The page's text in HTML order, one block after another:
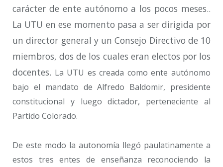
carácter de ente autónomo a los pocos meses..
La UTU en ese momento pasa a ser dirigida por
un director general y un Consejo Directivo de 10
miembros, dos de los cuales eran electos por los
docentes. La UTU es creada como ente autónomo
bajo el mandato de Alfredo Baldomir, presidente
constitucional y luego dictador, perteneciente al
Partido Colorado.
De este modo la autonomía llegó paulatinamente a
estos tres entes de enseñanza reconociendo la